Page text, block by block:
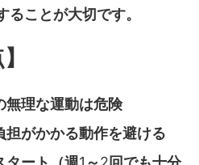
ことが大切です。
無理な運動は危険
担がかかる動作を避ける